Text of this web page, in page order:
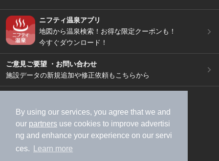
By using our services, you agree that we and
our partners use cookies to improve advertisi
ng and enhance your experience on our servi
ces.
Learn more
ニフティ温泉アプリ
地図から温泉検索！お得な限定クーポンも！
今すぐダウンロード！
ご意見ご要望 ・お問い合わせ
施設データの新規追加や修正依頼もこちらから
加盟店募集（資料請求）
広告出稿のご案内
利用規約
ライフスタイルMEMBERS+規約
特定商取引法に基づく表記
ヘルプ
採用情報
運営会社